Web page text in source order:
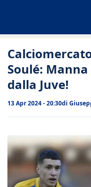
Soulé:
dalla Juve!
13 Apr 2024 - 20:30di